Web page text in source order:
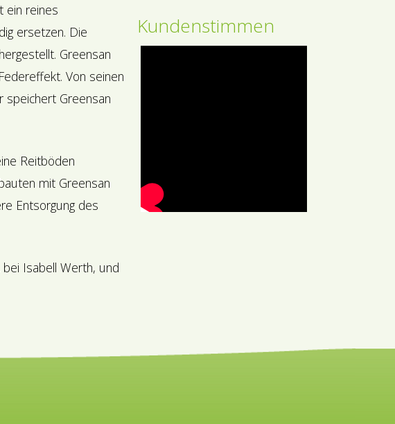
ein reines
ersetzen. Die
Greensan
Von seinen
speichert Greensan
Reitböden
mit Greensan
Entsorgung des
Isabell Werth, und
Kundenstimmen